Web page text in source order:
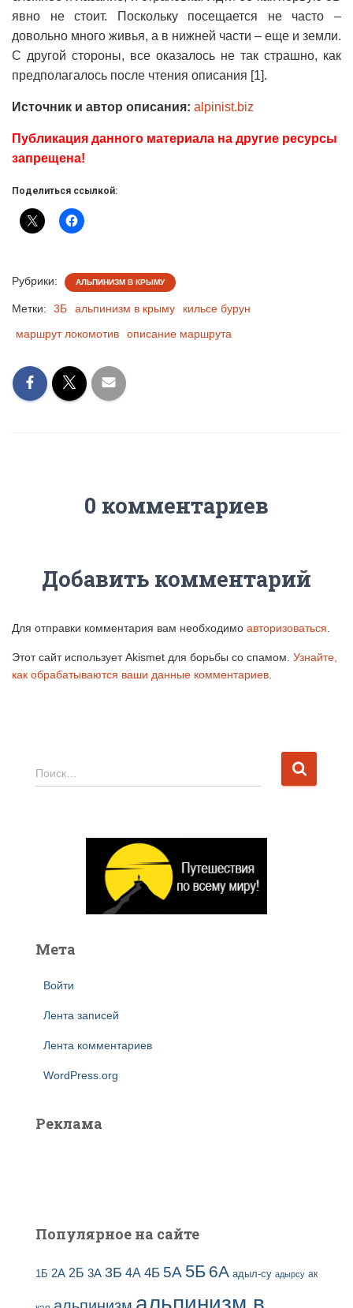
явно не стоит. Поскольку посещается не часто –
довольно много живья, а в нижней части – еще и земли.
С другой стороны, все оказалось не так страшно, как
предполагалось после чтения описания [1].
Источник и автор описания: alpinist.biz
Публикация данного материала на другие ресурсы
запрещена!
Поделиться ссылкой:
Рубрики: АЛЬПИНИЗМ В КРЫМУ
Метки: 3Б альпинизм в крыму
кильсе бурун
маршрут локомотив
описание маршрута
0 комментариев
Добавить комментарий
Для отправки комментария вам необходимо авторизоваться
Этот сайт использует Akismet для борьбы со спамом. Узнайте,
как обрабатываются ваши данные комментариев
Н
а
Поиск…
Мета
Войти
Лента записей
Лента комментариев
WordPress.org
Реклама
Популярное на сайте
1Б 2А 2Б 3А 3Б 4А 4Б 5А 5Б 6А адыл-су адырсу ак